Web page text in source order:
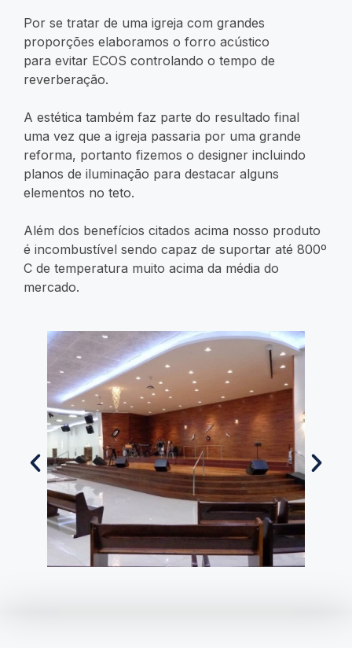
Por se tratar de uma igreja com grandes
proporções elaboramos o forro acústico
para evitar ECOS controlando o tempo de
reverberação.
A estética também faz parte do resultado final
uma vez que a igreja passaria por uma grande
reforma, portanto fizemos o designer incluindo
planos de iluminação para destacar alguns
elementos no teto.
Além dos benefícios citados acima nosso produto
é incombustível sendo capaz de suportar até 800º
C de temperatura muito acima da média do
mercado.